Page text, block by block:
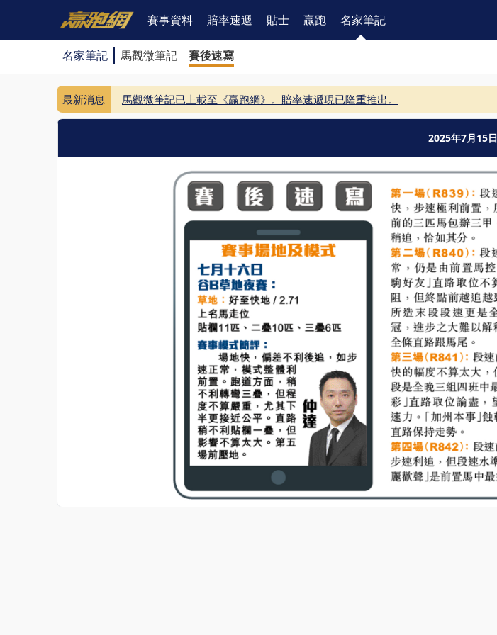
賽事資料 賠率速遞 貼士 贏跑 名家筆記
名家筆記 馬觀微筆記 賽後速寫
最新消息 馬觀微筆記已上載至《贏跑網》。 賠率速遞現已隆重推出。
2025年7月15日